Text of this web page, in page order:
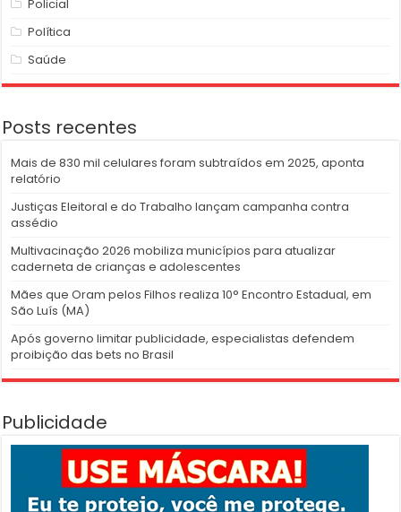
Policial
Política
Saúde
Posts recentes
Mais de 830 mil celulares foram subtraídos em 2025, aponta
relatório
Justiças Eleitoral e do Trabalho lançam campanha contra
assédio
Multivacinação 2026 mobiliza municípios para atualizar
caderneta de crianças e adolescentes
Mães que Oram pelos Filhos realiza 10° Encontro Estadual, em
São Luís (MA)
Após governo limitar publicidade, especialistas defendem
proibição das bets no Brasil
Publicidade